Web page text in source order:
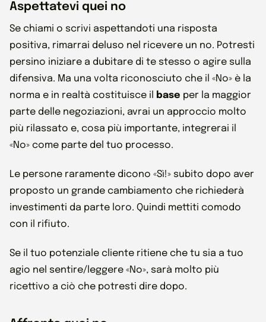
Aspettatevi quei no
Se chiami o scrivi aspettandoti una risposta
positiva, rimarrai deluso nel ricevere un no. Potresti
persino iniziare a dubitare di te stesso o agire sulla
difensiva. Ma una volta riconosciuto che il «No» è la
norma e in realtà costituisce il
base per la maggior
parte delle negoziazioni, avrai un approccio molto
più rilassato e, cosa più importante, integrerai il
«No» come parte del tuo processo.
Le persone raramente dicono «Sì!» subito dopo aver
proposto un grande cambiamento che richiederà
investimenti da parte loro. Quindi mettiti comodo
con il rifiuto.
Se il tuo potenziale cliente ritiene che tu sia a tuo
agio nel sentire/leggere «No», sarà molto più
ricettivo a ciò che potresti dire dopo.